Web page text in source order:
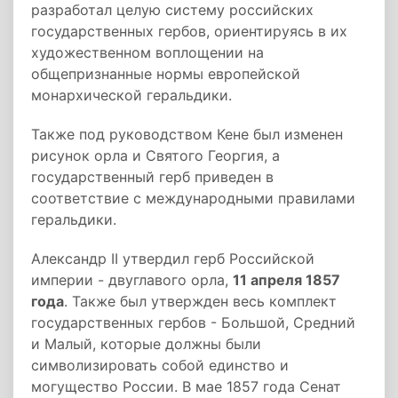
разработал целую систему российских
государственных гербов, ориентируясь в их
художественном воплощении на
общепризнанные нормы европейской
монархической геральдики.
Также под руководством Кене был изменен
рисунок орла и Святого Георгия, а
государственный герб приведен в
соответствие с международными правилами
геральдики.
Александр II утвердил герб Российской
империи - двуглавого орла, 11 апреля 1857
года. Также был утвержден весь комплект
государственных гербов - Большой, Средний
и Малый, которые должны были
символизировать собой единство и
могущество России. В мае 1857 года Сенат